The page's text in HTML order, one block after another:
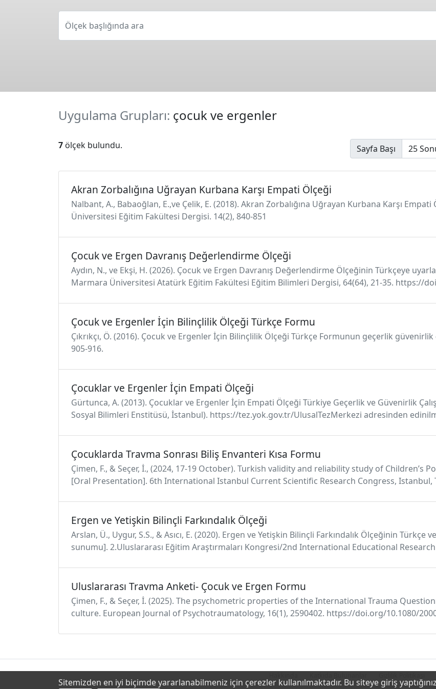
Ölçek başlığında ara
Uygulama Grupları: çocuk ve ergenler
7 ölçek bulundu. Sayfa Başı
Akran Zorbalığına Uğrayan Kurbana Karşı Empati Ölçeği
Nalbant, A., Babaoğlan, E.,ve Çelik, E. (2018). Akran Zorbalığına Uğrayan Kurbana Karşı
Üniversitesi Eğitim Fakültesi Dergisi. 14(2), 840-851
Çocuk ve Ergen Davranış Değerlendirme Ölçeği
Aydın, N., ve Ekşi, H. (2026). Çocuk ve Ergen Davranış Değerlendirme Ölçeğinin Türkçeye
Marmara Üniversitesi Atatürk Eğitim Fakültesi Eğitim Bilimleri Dergisi, 64(64), 21-35. https://
Çocuk ve Ergenler İçin Bilinçlilik Ölçeği Türkçe Formu
Çıkrıkçı, Ö. (2016). Çocuk ve Ergenler İçin Bilinçlilik Ölçeği Türkçe Formunun geçerlik
905-916.
Çocuklar ve Ergenler İçin Empati Ölçeği
Gürtunca, A. (2013). Çocuklar ve Ergenler İçin Empati Ölçeği Türkiye Geçerlik ve Güvenirlik
Sosyal Bilimleri Enstitüsü, İstanbul). https://tez.yok.gov.tr/UlusalTezMerkezi adresinden
Çocuklarda Travma Sonrası Biliş Envanteri Kısa Formu
Çimen, F., & Seçer, İ., (2024, 17-19 October). Turkish validity and reliability study of
[Oral Presentation]. 6th International Istanbul Current Scientific Research Congress, Istanbul,
Ergen ve Yetişkin Bilinçli Farkındalık Ölçeği
Arslan, Ü., Uygur, S.S., & Asıcı, E. (2020). Ergen ve Yetişkin Bilinçli Farkındalık Ölçeğinin
sunumu]. 2.Uluslararası Eğitim Araştırmaları Kongresi/2nd International Educational
Uluslararası Travma Anketi- Çocuk ve Ergen Formu
Çimen, F., & Seçer, İ. (2025). The psychometric properties of the International Trauma
culture. European Journal of Psychotraumatology, 16(1), 2590402. https://doi.org/10.1080/
Sitemizden en iyi biçimde yararlanabilmeniz için çerezler kullanılmaktadır. Bu siteye giriş